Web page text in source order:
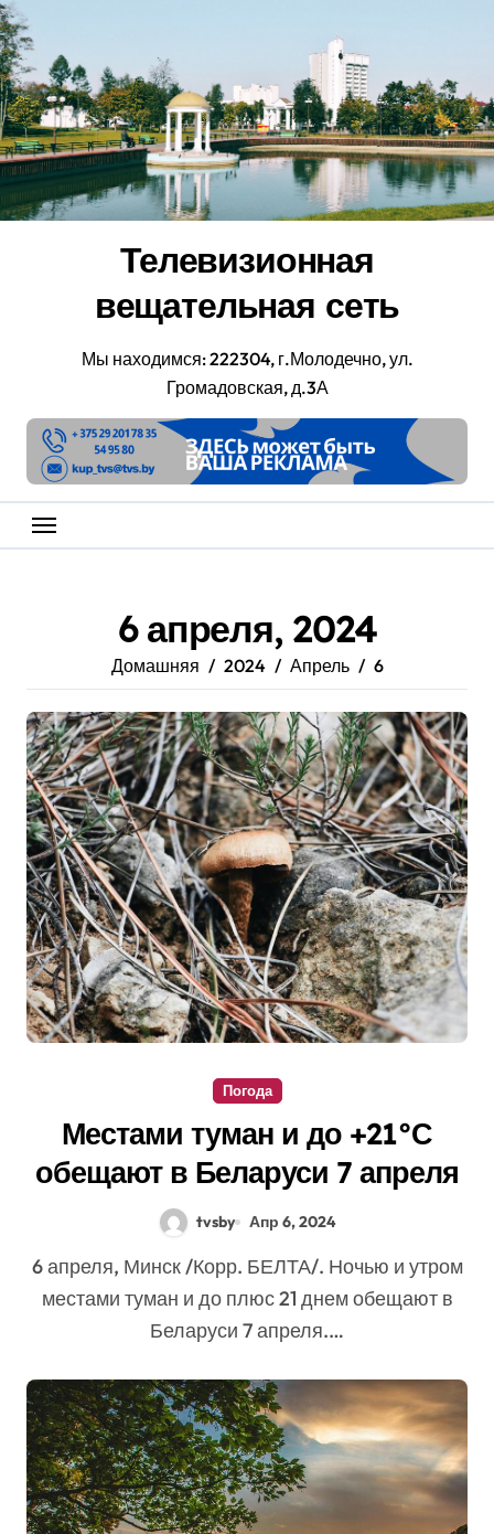
Перейти
к
содержанию
Телевизионная
вещательная сеть
Мы находимся: 222304, г.Молодечно, ул.
Громадовская, д.3А
6 апреля, 2024
Домашняя 2024 Апрель 6
Погода
Местами туман и до +21°С
обещают в Беларуси 7 апреля
tvsby Апр 6, 2024
6 апреля, Минск /Корр. БЕЛТА/. Ночью и утром
местами туман и до плюс 21 днем обещают в
Беларуси 7 апреля.…